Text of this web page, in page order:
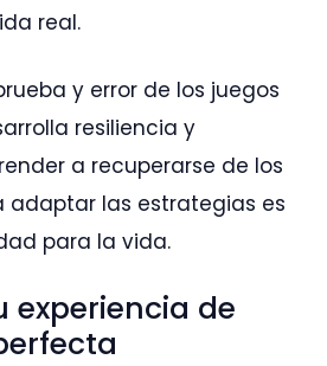
real.
y error de los juegos
resiliencia y
a recuperarse de los
adaptar las estrategias es
para la vida.
experiencia de